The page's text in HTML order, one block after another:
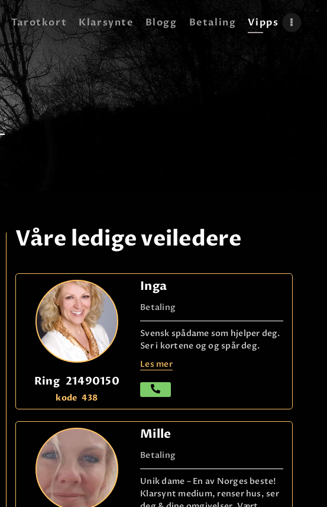
Tarotkort Klarsynte Blogg Betaling Vipps
Våre ledige veiledere​
Mille
Betaling
Unik dame – En av Norges beste!
Klarsynt medium, renser hus, ser
Ring 21490150
kode 438
Inga
Betaling
Svensk spådame som hjelper deg.
Ser i kortene og og spår deg.
Les mer